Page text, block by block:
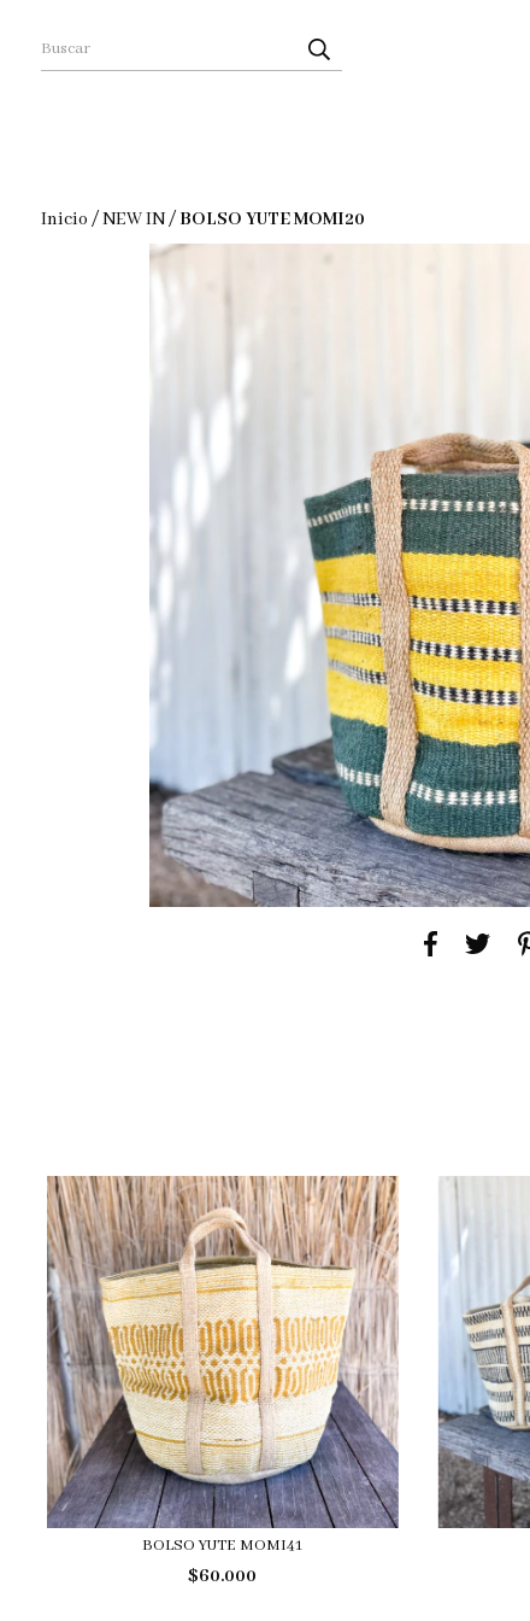
Inicio /NEW IN/BOLSO YUTE MOMI20
BOLSO YUTE MOMI41
$60.000